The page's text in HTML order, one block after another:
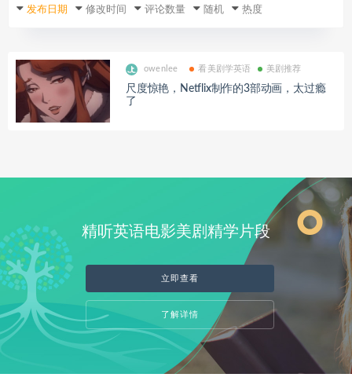
发布日期 修改时间 评论数量 随机 热度
owenlee 看美剧学英语 美剧推荐
尺度惊艳，Netflix制作的3部动画，太过瘾
了
精听英语电影美剧精学片段
立即查看
了解详情